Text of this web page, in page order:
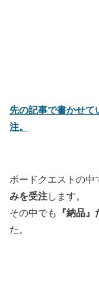
先の記事で書かせ
注。
ボードクエストの中
みを受注します。
その中でも 『納品
た。